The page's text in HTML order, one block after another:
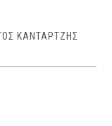
ΚΑΝΤΑΡΤΖΗΣ